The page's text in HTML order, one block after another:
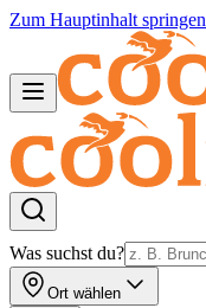
Zum Hauptinhalt springen
Was suchst du?
Ort wählen